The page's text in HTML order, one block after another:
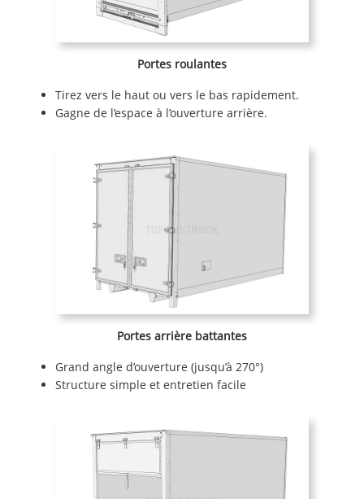
Portes roulantes
Tirez vers le haut ou vers le bas rapidement.
Gagne de l’espace à l’ouverture arrière.
Portes arrière battantes
Grand angle d’ouverture (jusqu’à 270°)
Structure simple et entretien facile